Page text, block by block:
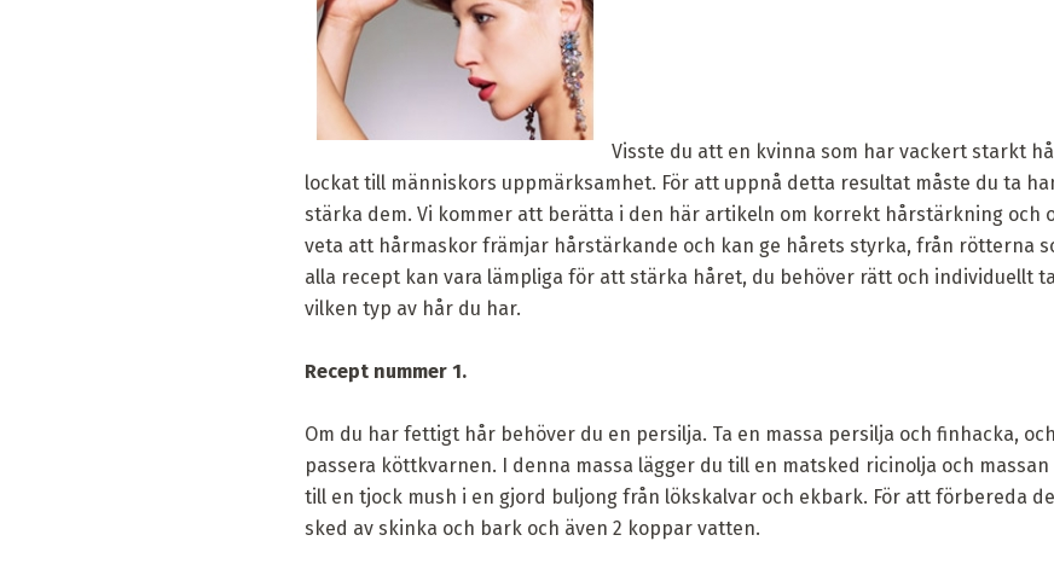
Visste du att en kvinna som har vackert starkt
lockat till människors uppmärksamhet. För att uppnå detta resultat måste du ta
stärka dem. Vi kommer att berätta i den här artikeln om korrekt hårstärkning och
veta att hårmaskor främjar hårstärkande och kan ge hårets styrka, från rötterna
alla recept kan vara lämpliga för att stärka håret, du behöver rätt och individuellt
vilken typ av hår du har.
Recept nummer 1.
Om du har fettigt hår behöver du en persilja. Ta en massa persilja och finhacka,
passera köttkvarnen. I denna massa lägger du till en matsked ricinolja och
till en tjock mush i en gjord buljong från lökskalvar och ekbark. För att förbereda
sked av skinka och bark och även 2 koppar vatten.